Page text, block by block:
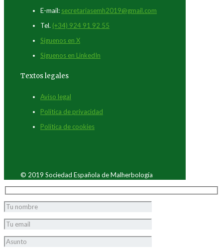
E-mail: secretariasemh2019@gmail.com
Tel. (+34) 924 91 92 55
Síguenos en X
Síguenos en LinkedIn
Textos legales
Aviso legal
Política de privacidad
Política de cookies
© 2019 Sociedad Española de Malherbología